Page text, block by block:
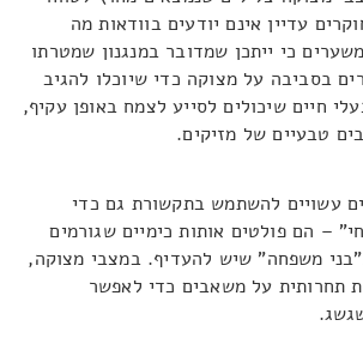
עדיין אינם יודעים בוודאות מה
כי ייתכן שמדובר במנגנון שמטרתו
בסביבה על מצוקה כדי שיוכלו להגיב
חיים שיכולים לסייע לצמח באופן עקיף,
טבעיים של מזיקים.
עשויים להשתמש בתקשורת גם כדי
– הם פולטים אותות כימיים שגורמים
משפחה" שיש להעדיף. במצבי מצוקה,
תחרותית על משאבים כדי לאפשר